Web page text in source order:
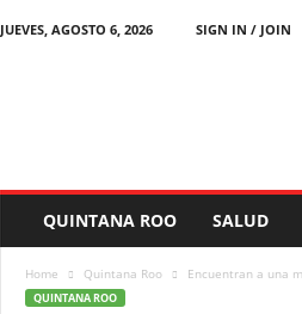
JUEVES, AGOSTO 6, 2026
SIGN IN / JOIN
QUINTANA ROO SALUD
Home Quintana Roo Encuentran a una
QUINTANA ROO